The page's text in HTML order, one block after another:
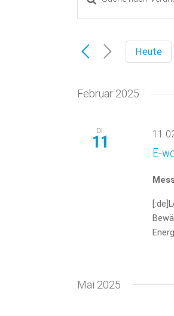
Suche
Schlüsselwort.
Suche
Schlüsselwort.
Heute
Februar 2025
DI.
11
E-
Mai 2025